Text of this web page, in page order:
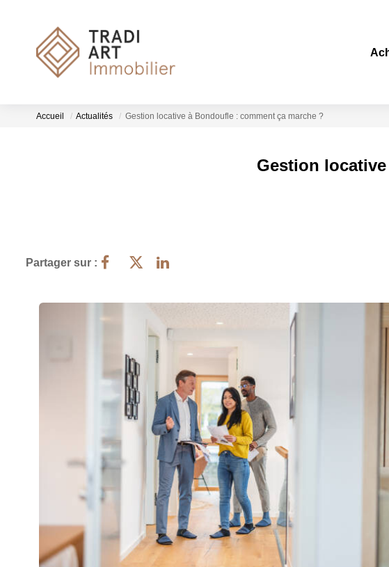
Accueil Actualités Gestion locative à Bondoufle : comment ça marche ?
Gestion
Partager sur :